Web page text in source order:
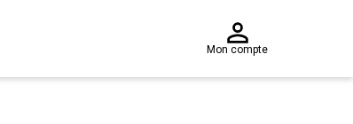
Mon compte